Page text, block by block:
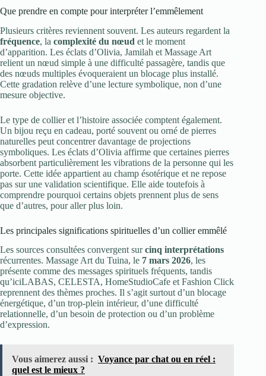
Que prendre en compte pour interpréter l’emmêlement
Plusieurs critères reviennent souvent. Les auteurs regardent la
fréquence, la complexité du nœud et le moment
d’apparition. Les éclats d’Olivia, Jamilah et Massage Art
relient un nœud simple à une difficulté passagère, tandis que
des nœuds multiples évoqueraient un blocage plus installé.
Cette gradation relève d’une lecture symbolique, non d’une
mesure objective.
Le type de collier et l’histoire associée comptent également.
Un bijou reçu en cadeau, porté souvent ou orné de pierres
naturelles peut concentrer davantage de projections
symboliques. Les éclats d’Olivia affirme que certaines pierres
absorbent particulièrement les vibrations de la personne qui les
porte. Cette idée appartient au champ ésotérique et ne repose
pas sur une validation scientifique. Elle aide toutefois à
comprendre pourquoi certains objets prennent plus de sens
que d’autres, pour aller plus loin.
Les principales significations spirituelles d’un collier emmêlé
Les sources consultées convergent surcinq interprétations
récurrentes. Massage Art du Tuina, le 7 mars 2026, les
présente comme des messages spirituels fréquents, tandis
qu’iciLABAS, CELESTA, HomeStudioCafe et Fashion Click
reprennent des thèmes proches. Il s’agit surtout d’un blocage
énergétique, d’un trop-plein intérieur, d’une difficulté
relationnelle, d’un besoin de protection ou d’un problème
d’expression.
Vous aimerez aussi : Voyance par chat ou en réel :
quel est le mieux ?